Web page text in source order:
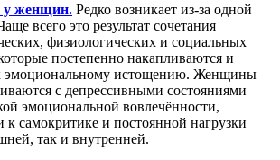
у женщин. Редко возникает из-за одной
всего это результат сочетания
физиологических и социальных
постепенно накапливаются и
эмоциональному истощению. Женщины
с депрессивными состояниями
эмоциональной вовлечённости,
к самокритике и постоянной нагрузки
так и внутренней.